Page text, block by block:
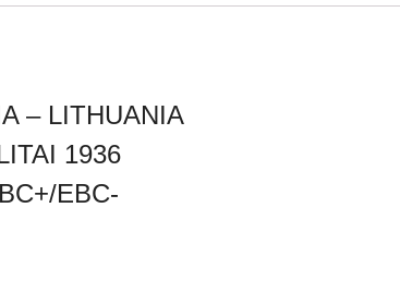
– LITHUANIA
1936
EBC-